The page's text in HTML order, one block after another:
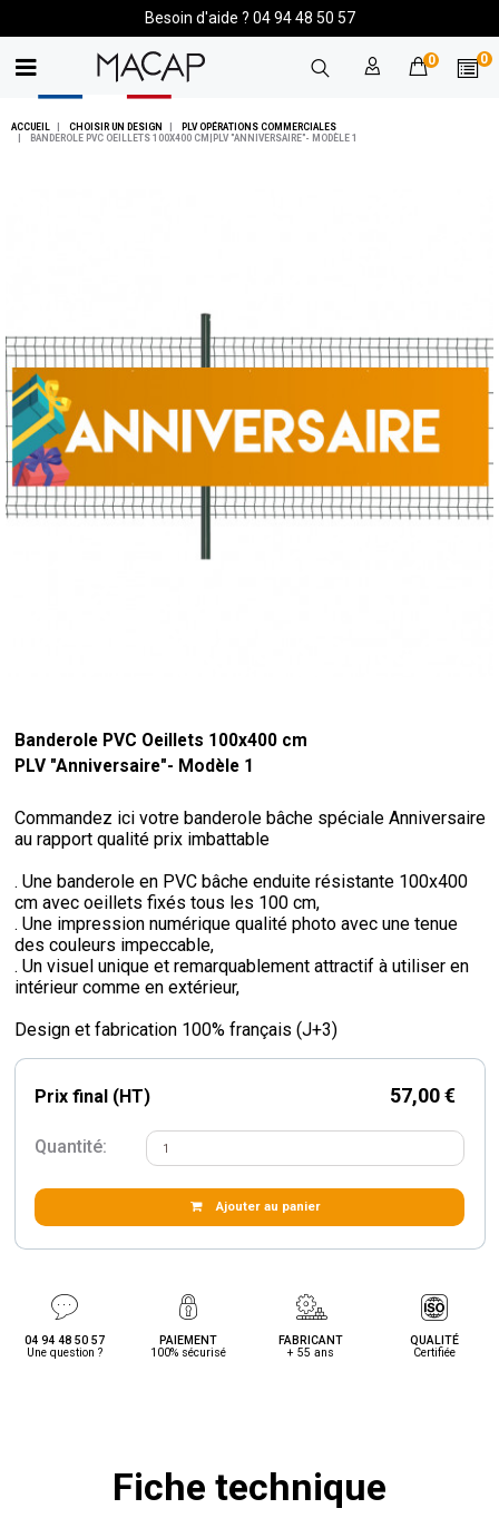
Besoin d'aide ? 04 94 48 50 57
0 0
ACCUEIL CHOISIR UN DESIGN
PLV OPÉRATIONS COMMERCIALES
BANDEROLE PVC OEILLETS 100X400 CM|PLV "ANNIVERSAIRE"- MODÈLE 1
Banderole PVC Oeillets 100x400 cm
PLV "Anniversaire"- Modèle 1
Commandez ici votre banderole bâche spéciale Anniversaire
au rapport qualité prix imbattable
. Une banderole en PVC bâche enduite résistante 100x400
cm avec oeillets fixés tous les 100 cm,
. Une impression numérique qualité photo avec une tenue
des couleurs impeccable,
. Un visuel unique et remarquablement attractif à utiliser en
intérieur comme en extérieur,
Design et fabrication 100% français (J+3)
Prix final (HT) 57,00 €
Quantité:
Ajouter au panier
04 94 48 50 57
Une question ?
PAIEMENT
100% sécurisé
FABRICANT
+ 55 ans
QUALITÉ
Certifiée
Fiche technique